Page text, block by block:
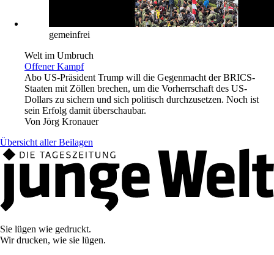
gemeinfrei
Welt im Umbruch
Offener Kampf
Abo US-Präsident Trump will die Gegenmacht der BRICS-
Staaten mit Zöllen brechen, um die Vorherrschaft des US-
Dollars zu sichern und sich politisch durchzusetzen. Noch ist
sein Erfolg damit überschaubar.
Von Jörg Kronauer
Übersicht aller Beilagen
Sie lügen wie gedruckt.
Wir drucken, wie sie lügen.